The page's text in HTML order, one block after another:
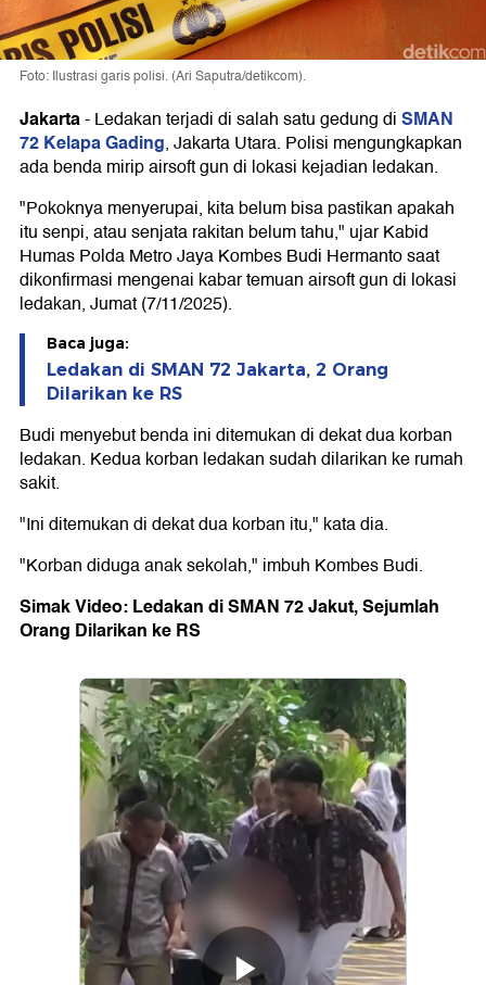
Foto: Ilustrasi garis polisi. (Ari Saputra/detikcom).
Jakarta-Ledakan terjadi di salah satu gedung diSMAN
72 Kelapa Gading, Jakarta Utara. Polisi mengungkapkan
ada benda mirip airsoft gun di lokasi kejadian ledakan.
"Pokoknya menyerupai, kita belum bisa pastikan apakah
itu senpi, atau senjata rakitan belum tahu," ujar Kabid
Humas Polda Metro Jaya Kombes Budi Hermanto saat
dikonfirmasi mengenai kabar temuan airsoft gun di lokasi
ledakan, Jumat (7/11/2025).
Baca juga:
Ledakan di SMAN 72 Jakarta, 2 Orang
Dilarikan ke RS
Budi menyebut benda ini ditemukan di dekat dua korban
ledakan. Kedua korban ledakan sudah dilarikan ke rumah
sakit.
"Ini ditemukan di dekat dua korban itu," kata dia.
"Korban diduga anak sekolah," imbuh Kombes Budi.
Simak Video: Ledakan di SMAN 72 Jakut, Sejumlah
Orang Dilarikan ke RS